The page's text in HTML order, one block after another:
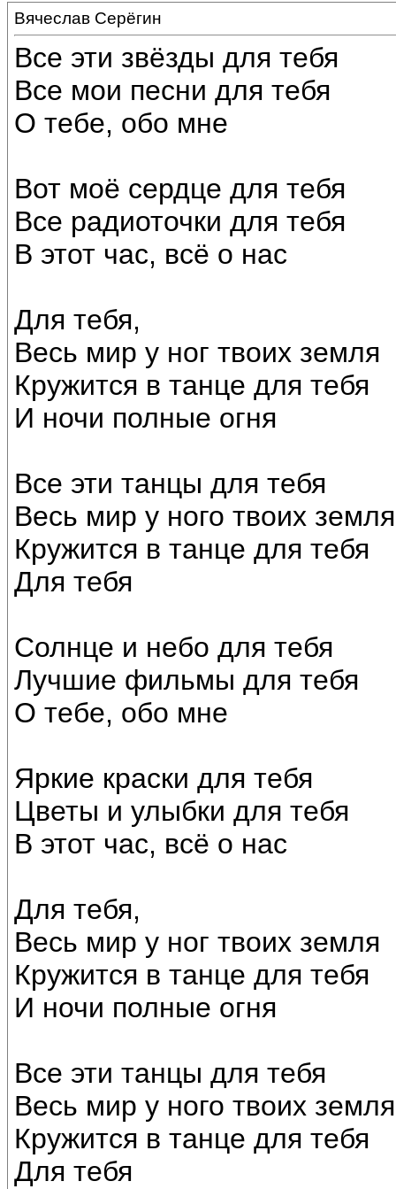
Вячеслав Серёгин
Все эти звёзды для тебя
Все мои песни для тебя
О тебе, обо мне
Вот моё сердце для тебя
Все радиоточки для тебя
В этот час, всё о нас
Для тебя,
Весь мир у ног твоих земля
Кружится в танце для тебя
И ночи полные огня
Все эти танцы для тебя
Весь мир у ного твоих земля
Кружится в танце для тебя
Для тебя
Солнце и небо для тебя
Лучшие фильмы для тебя
О тебе, обо мне
Яркие краски для тебя
Цветы и улыбки для тебя
В этот час, всё о нас
Для тебя,
Весь мир у ног твоих земля
Кружится в танце для тебя
И ночи полные огня
Все эти танцы для тебя
Весь мир у ного твоих земля
Кружится в танце для тебя
Для тебя